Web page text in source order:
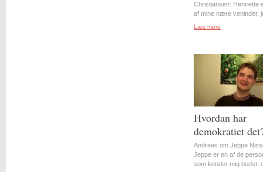
Christiansen: Henriette
af mine nære veninder,
Læs mere
Hvordan har
demokratiet
Andreas om Jeppe
Jeppe er en af de
som kender mig bedst,